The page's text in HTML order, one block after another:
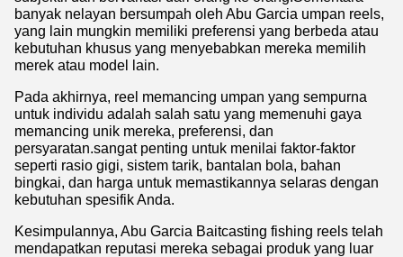
banyak nelayan bersumpah oleh Abu Garcia umpan reels,
yang lain mungkin memiliki preferensi yang berbeda atau
kebutuhan khusus yang menyebabkan mereka memilih
merek atau model lain.
Pada akhirnya, reel memancing umpan yang sempurna
untuk individu adalah salah satu yang memenuhi gaya
memancing unik mereka, preferensi, dan
persyaratan.sangat penting untuk menilai faktor-faktor
seperti rasio gigi, sistem tarik, bantalan bola, bahan
bingkai, dan harga untuk memastikannya selaras dengan
kebutuhan spesifik Anda.
Kesimpulannya, Abu Garcia Baitcasting fishing reels telah
mendapatkan reputasi mereka sebagai produk yang luar